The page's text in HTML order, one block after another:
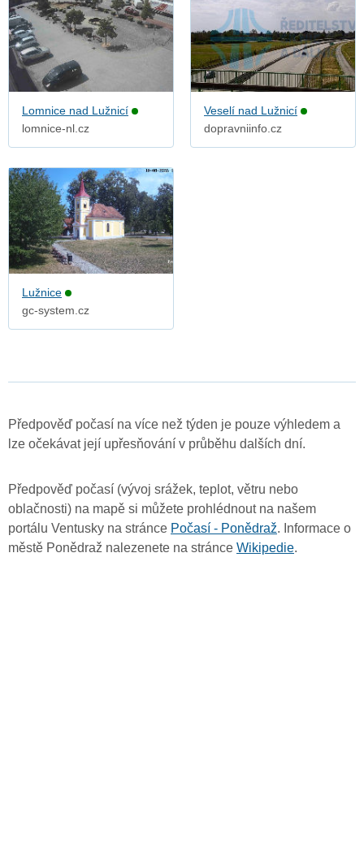
Lomnice nad Lužnicí
lomnice-nl.cz
Veselí nad Lužnicí
dopravniinfo.cz
Lužnice
gc-system.cz
Předpověď počasí na více než týden je pouze výhledem a
lze očekávat její upřesňování v průběhu dalších dní.
Předpověď počasí (vývoj srážek, teplot, větru nebo
oblačnosti) na mapě si můžete prohlédnout na našem
portálu Ventusky na stránce Počasí - Ponědraž. Informace o
městě Ponědraž nalezenete na stránce Wikipedie.